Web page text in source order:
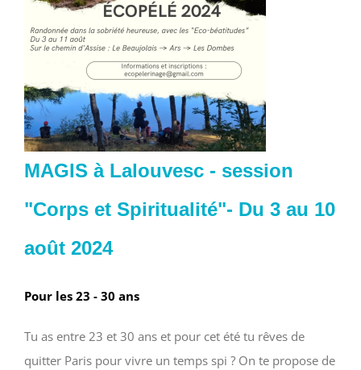
MAGIS à Lalouvesc - session
"Corps et Spiritualité"- Du 3 au 10
août 2024
Pour les 23 - 30 ans
Tu as entre 23 et 30 ans et pour cet été tu rêves de
quitter Paris pour vivre un temps spi ? On te propose de